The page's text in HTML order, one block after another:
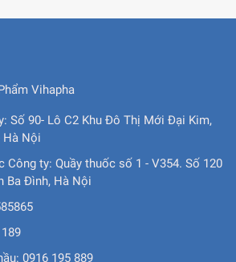
Vihapha
Số 90- Lô C2 Khu Đô Thị Mới Đại Kim,
Hà Nội
Công ty: Quầy thuốc số 1 - V354. Số 120
Ba Đình, Hà Nội
0916 195 889